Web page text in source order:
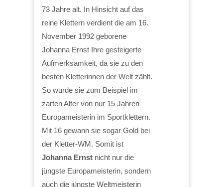
73 Jahre alt. In Hinsicht auf das
reine Klettern verdient die am 16.
November 1992 geborene
Johanna Ernst Ihre gesteigerte
Aufmerksamkeit, da sie zu den
besten Kletterinnen der Welt zählt.
So wurde sie zum Beispiel im
zarten Alter von nur 15 Jahren
Europameisterin im Sportklettern.
Mit 16 gewann sie sogar Gold bei
der Kletter-WM. Somit ist
Johanna Ernst nicht nur die
jüngste Europameisterin, sondern
auch die jüngste Weltmeisterin